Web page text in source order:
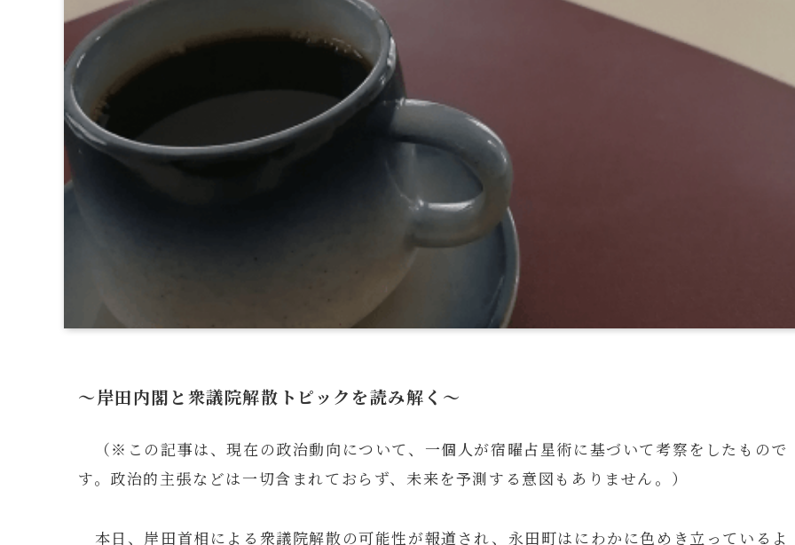
～岸田内閣と衆議院解散トピックを読み解く～
（※この記事は、現在の政治動向について、一個人が宿曜占星術に基づいて考察をしたもので
す。政治的主張などは一切含まれておらず、未来を予測する意図もありません。）
本日、岸田首相による衆議院解散の可能性が報道され、永田町はにわかに色めき立っているよ